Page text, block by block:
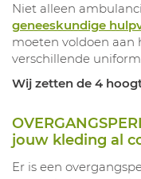
Niet alleen
geneeskundige
moeten voldoen aan
verschillende
Wij zetten de 4
jouw kleding al
Er is een